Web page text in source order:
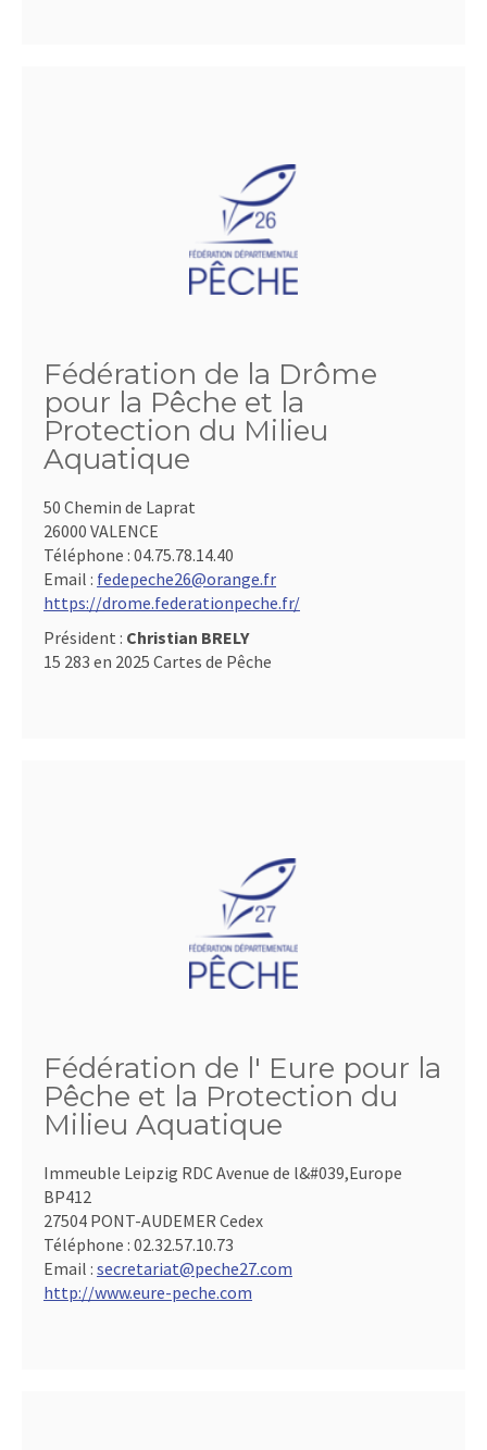
Fédération de la Drôme
pour la Pêche et la
Protection du Milieu
Aquatique
50 Chemin de Laprat
26000 VALENCE
Téléphone : 04.75.78.14.40
Email : fedepeche26@orange.fr
https://drome.federationpeche.fr/
Président : Christian BRELY
15 283 en 2025 Cartes de Pêche
Fédération de l' Eure pour la
Pêche et la Protection du
Milieu Aquatique
Immeuble Leipzig RDC Avenue de l&#039,Europe
BP412
27504 PONT-AUDEMER Cedex
Téléphone : 02.32.57.10.73
Email : secretariat@peche27.com
http://www.eure-peche.com